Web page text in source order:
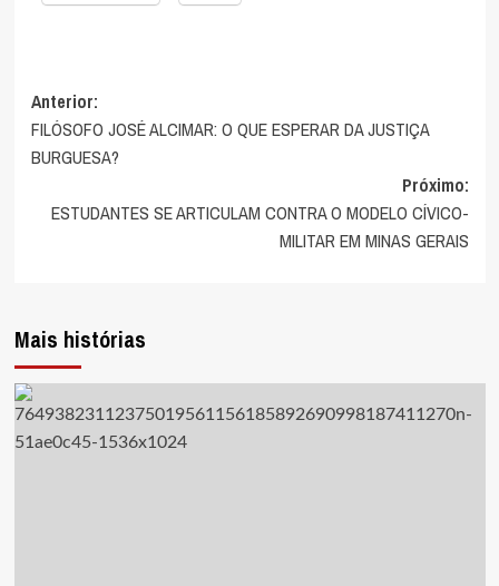
Navegação
de
artigos
Anterior:
FILÓSOFO JOSÉ ALCIMAR: O QUE ESPERAR DA JUSTIÇA
BURGUESA?
Próximo:
ESTUDANTES SE ARTICULAM CONTRA O MODELO CÍVICO-
MILITAR EM MINAS GERAIS
Mais histórias